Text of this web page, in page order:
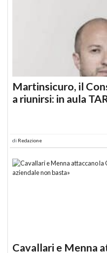
Martinsicuro, il
a riunirsi: in aula
di Redazione
Cavallari e Menna